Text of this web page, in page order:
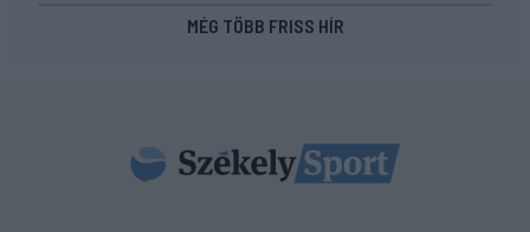
MÉG TÖBB FRISS HÍR